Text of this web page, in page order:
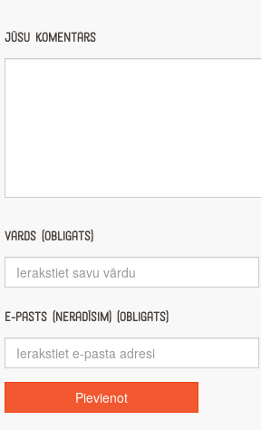
Jūsu komentārs
Vārds (obligāts)
E-pasts (nerādīsim) (obligāts)